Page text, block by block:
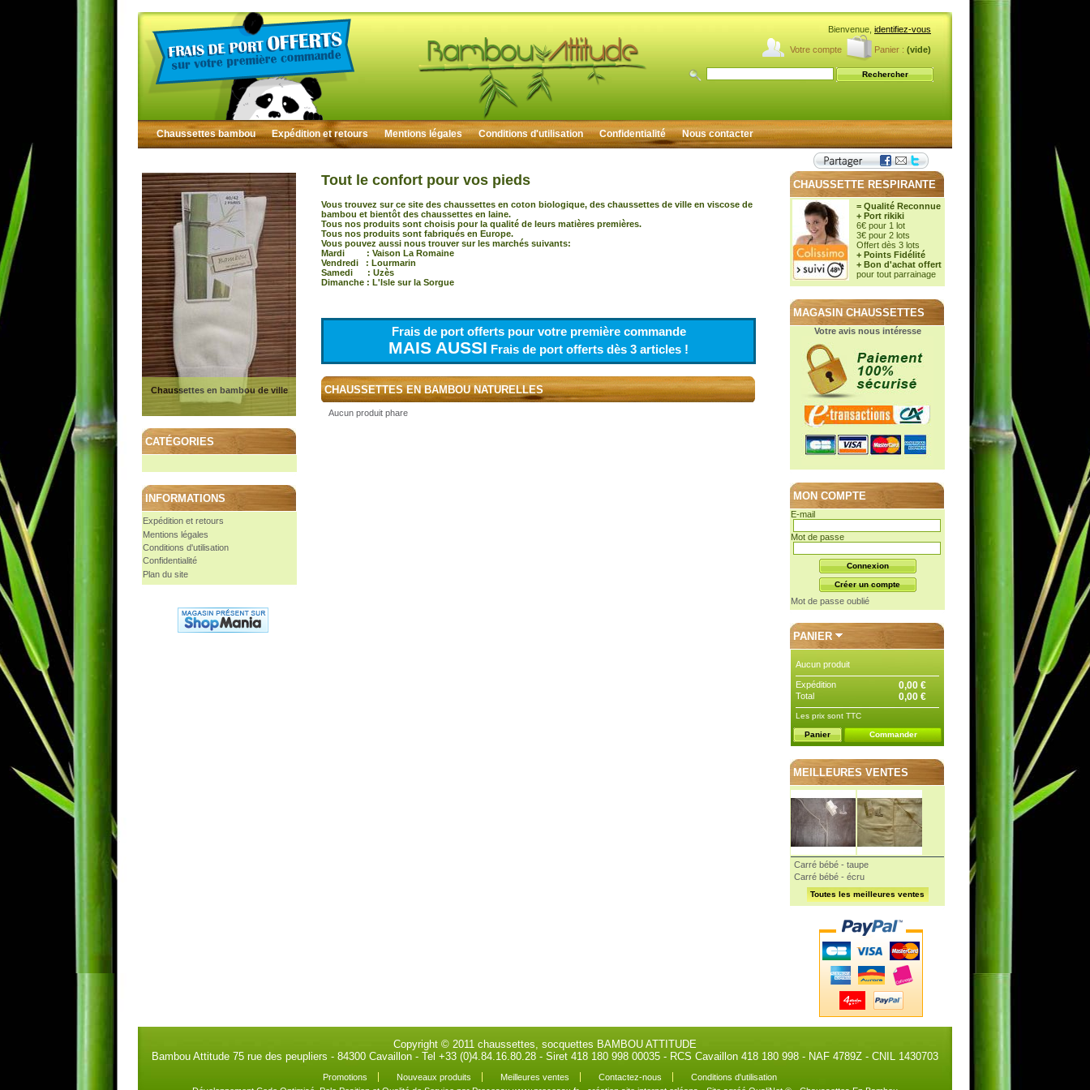
Bienvenue, identifiez-vous
Panier : (vide)
Votre compte
Chaussettes bambou Expédition et retours Mentions légales Conditions d'utilisation Confidentialité Nous contacter
Chaussettes en bambou de ville
CATÉGORIES
INFORMATIONS
Expédition et retours
Mentions légales
Conditions d'utilisation
Confidentialité
Plan du site
Tout le confort pour vos pieds
Vous trouvez sur ce site des chaussettes en coton biologique, des chaussettes de ville en viscose de
bambou et bientôt des chaussettes en laine.
Tous nos produits sont choisis pour la qualité de leurs matières premières.
Tous nos produits sont fabriqués en Europe.
Vous pouvez aussi nous trouver sur les marchés suivants:
Mardi : Vaison La Romaine
Vendredi : Lourmarin
Samedi : Uzès
Dimanche : L'Isle sur la Sorgue
Frais de port offerts pour votre première commande
MAIS AUSSI Frais de port offerts dès 3 articles !
CHAUSSETTES EN BAMBOU NATURELLES
Aucun produit phare
CHAUSSETTE RESPIRANTE
= Qualité Reconnue
+ Port rikiki
6€ pour 1 lot
3€ pour 2 lots
Offert dès 3 lots
+ Points Fidélité
+ Bon d'achat offert
pour tout parrainage
MAGASIN CHAUSSETTES
Votre avis nous intéresse
MON COMPTE
E-mail
Mot de passe
Mot de passe oublié
PANIER
Aucun produit
Expédition 0,00 €
Total 0,00 €
Les prix sont TTC
Panier Commander
MEILLEURES VENTES
Carré bébé - taupe
Carré bébé - écru
Toutes les meilleures ventes
Copyright © 2011 chaussettes, socquettes BAMBOU ATTITUDE
Bambou Attitude 75 rue des peupliers - 84300 Cavaillon - Tel +33 (0)4.84.16.80.28 - Siret 418 180 998 00035 - RCS Cavaillon 418 180 998 - NAF 4789Z - CNIL 1430703
Promotions Nouveaux produits Meilleures ventes Contactez-nous
Conditions d'utilisation